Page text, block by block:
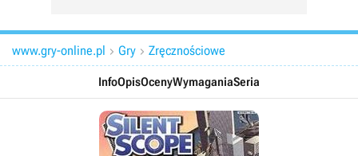
www.gry-online.pl  Gry  Zręcznościowe
InfoOpisOcenyWymaganiaSeria